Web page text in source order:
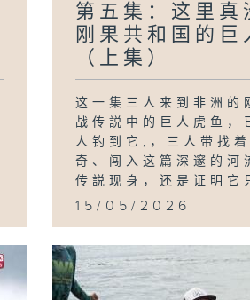
第五集：这里真
刚果共和国的巨
（上集）
这一集三人来到非洲的
战传説中的巨人虎鱼，
人钓到它,，三人带找
奇、闯入这篇深邃的河
传説现身，还是证明它
15/05/2026